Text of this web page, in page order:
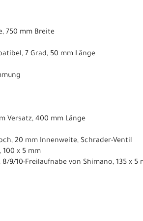
750 mm Breite
7 Grad, 50 mm Länge
Versatz, 400 mm Länge
20 mm Innenweite, Schrader-Ventil
100 x 5 mm
9/10-Freilaufnabe von Shimano, 135 x 5